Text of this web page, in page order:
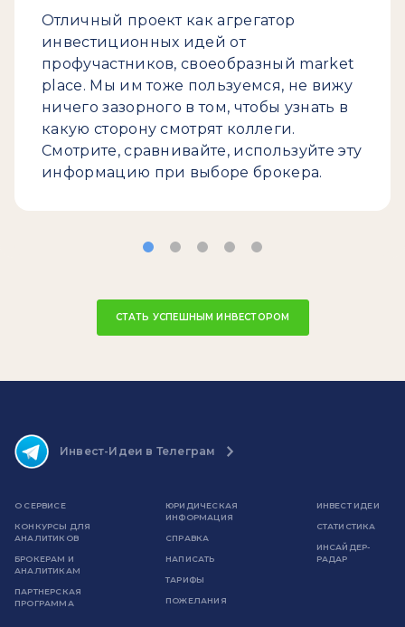
Отличный проект как агрегатор
инвестиционных идей от
профучастников, своеобразный market
place. Мы им тоже пользуемся, не вижу
ничего зазорного в том, чтобы узнать в
какую сторону смотрят коллеги.
Смотрите, сравнивайте, используйте эту
информацию при выборе брокера.
СТАТЬ УСПЕШНЫМ ИНВЕСТОРОМ
Инвест-Идеи в Телеграм
О СЕРВИСЕ
КОНКУРСЫ ДЛЯ
АНАЛИТИКОВ
БРОКЕРАМ И
АНАЛИТИКАМ
ПАРТНЕРСКАЯ
ПРОГРАММА
ЮРИДИЧЕСКАЯ
ИНФОРМАЦИЯ
СПРАВКА
НАПИСАТЬ
ТАРИФЫ
ПОЖЕЛАНИЯ
ИНВЕСТ ИДЕИ
СТАТИСТИКА
ИНСАЙДЕР-
РАДАР